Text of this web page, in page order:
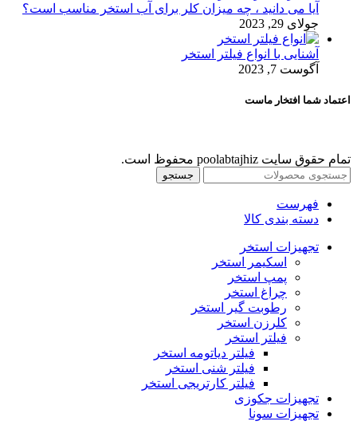
آیا می دانید ، چه میزان کلر برای آب استخر مناسب است؟
جولای 29, 2023
آشنایی با انواع فیلتر استخر
آگوست 7, 2023
اعتماد شما افتخار ماست
تمام حقوق سایت poolabtajhiz محفوظ است.
جستجو
فهرست
دسته بندی کالا
تجهیزات استخر
اسکیمر استخر
پمپ استخر
چراغ استخر
رطوبت گیر استخر
کلرزن استخر
فیلتر استخر
فیلتر دیاتومه استخر
فیلتر شنی استخر
فیلتر کارتریجی استخر
تجهیزات جکوزی
تجهیزات سونا